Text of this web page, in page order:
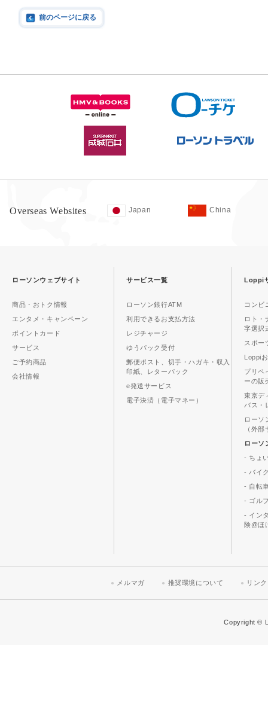
前のページに戻る
Overseas Websites Japan China
ローソンウェブサイト
商品・おトク情報
エンタメ・キャンペーン
ポイントカード
サービス
ご予約商品
会社情報
サービス一覧
ローソン銀行ATM
利用できるお支払方法
レジチャージ
ゆうパック受付
郵便ポスト、切手・ハガキ・収入
印紙、レターパック
e発送サービス
電子決済（電子マネー）
Loppi
コンビ
ロト・
字選択
スポー
Loppi
プリペ
ーの販
東京デ
バス・
ローソ
（外
ローソ
- ちょ
- バイ
- 自転
- ゴル
- イン
険@ほ
メルマガ 推奨環境について リン
Copyright ©